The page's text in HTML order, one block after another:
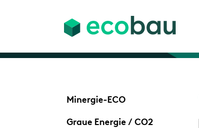
Minergie-ECO
Graue Energie / CO2